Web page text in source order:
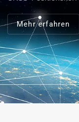
Mehr erfahren